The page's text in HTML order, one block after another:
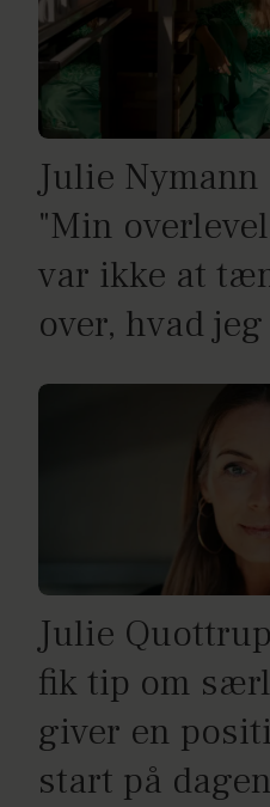
Julie
"Min
var ikke at
over, hvad
Julie
fik tip om
giver en
start på